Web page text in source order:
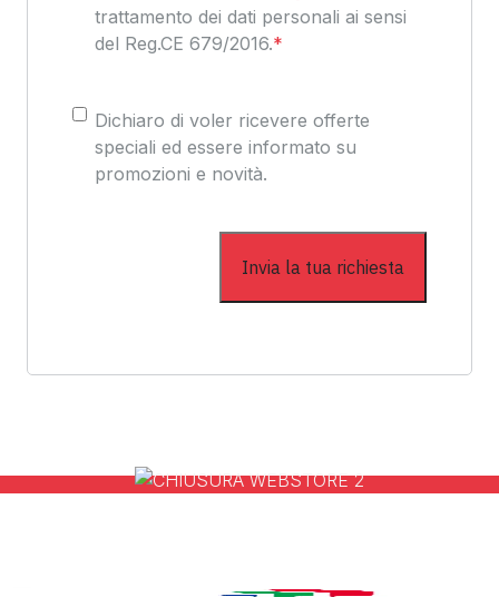
trattamento dei dati personali ai sensi
del Reg.CE 679/2016.*
Consenso
Dichiaro di voler ricevere offerte
speciali ed essere informato su
promozioni e novità.